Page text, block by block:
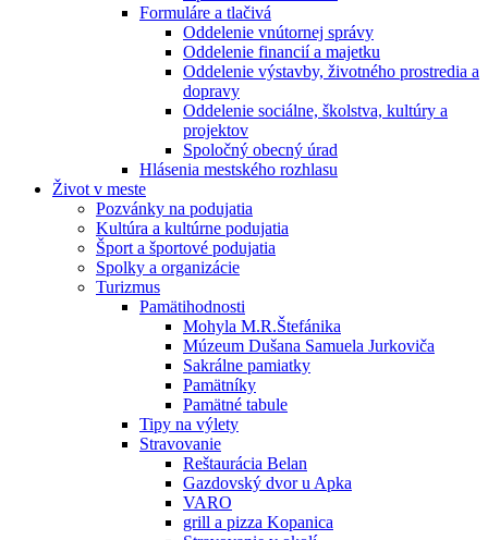
Formuláre a tlačivá
Oddelenie vnútornej správy
Oddelenie financií a majetku
Oddelenie výstavby, životného prostredia a
dopravy
Oddelenie sociálne, školstva, kultúry a
projektov
Spoločný obecný úrad
Hlásenia mestského rozhlasu
Život v meste
Pozvánky na podujatia
Kultúra a kultúrne podujatia
Šport a športové podujatia
Spolky a organizácie
Turizmus
Pamätihodnosti
Mohyla M.R.Štefánika
Múzeum Dušana Samuela Jurkoviča
Sakrálne pamiatky
Pamätníky
Pamätné tabule
Tipy na výlety
Stravovanie
Reštaurácia Belan
Gazdovský dvor u Apka
VARO
grill a pizza Kopanica